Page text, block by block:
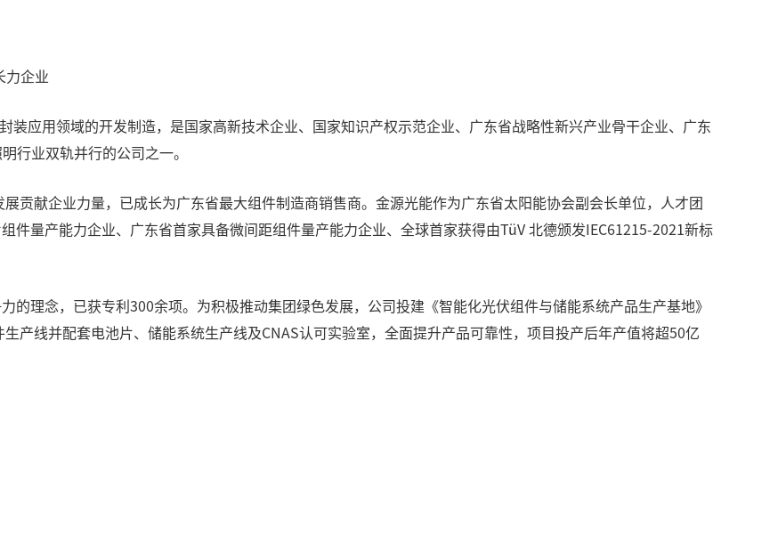
力企业
应用领域的开发制造，是国家高新技术企业、国家知识产权示范企业、广东省战略性新兴产业骨干企业、广东
行业双轨并行的公司之一。
献企业力量，已成长为广东省最大组件制造商销售商。金源光能作为广东省太阳能协会副会长单位，人才团
件量产能力企业、广东省首家具备微间距组件量产能力企业、全球首家获得由TüV 北德颁发IEC61215-2021新标
理念，已获专利300余项。为积极推动集团绿色发展，公司投建《智能化光伏组件与储能系统产品生产基地》
产线并配套电池片、储能系统生产线及CNAS认可实验室，全面提升产品可靠性，项目投产后年产值将超50亿